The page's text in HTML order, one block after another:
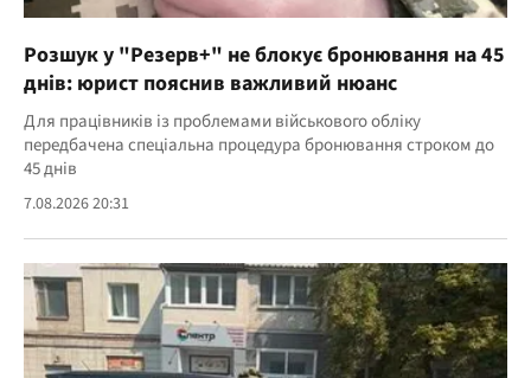
Розшук у "Резерв+" не блокує бронювання на 45
днів: юрист пояснив важливий нюанс
Для працівників із проблемами військового обліку
передбачена спеціальна процедура бронювання строком до
45 днів
7.08.2026 20:31